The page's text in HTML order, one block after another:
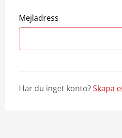
Mejladress
Har du inget konto?Skapa